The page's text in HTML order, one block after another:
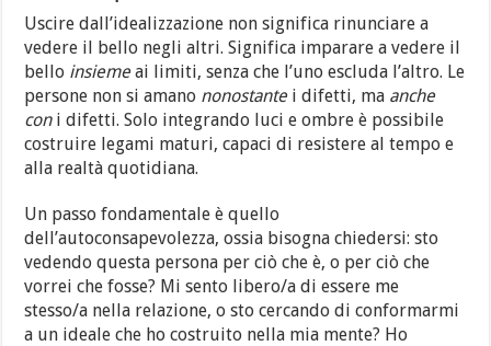
Uscire dall’idealizzazione non significa rinunciare a
vedere il bello negli altri. Significa imparare a vedere il
bello insiemeai limiti, senza che l’uno escluda l’altro. Le
persone non si amano nonostantei difetti, ma anche
coni difetti. Solo integrando luci e ombre è possibile
costruire legami maturi, capaci di resistere al tempo e
alla realtà quotidiana.
Un passo fondamentale è quello
dell’autoconsapevolezza, ossia bisogna chiedersi: sto
vedendo questa persona per ciò che è, o per ciò che
vorrei che fosse? Mi sento libero/a di essere me
stesso/a nella relazione, o sto cercando di conformarmi
a un ideale che ho costruito nella mia mente? Ho